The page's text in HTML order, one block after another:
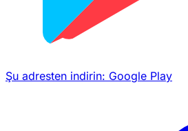
Şu adresten indirin: Google Play